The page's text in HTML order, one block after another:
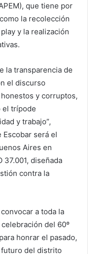
que tiene por
la recolección
y la realización
la transparencia de
el discurso
y corruptos,
el trípode
y trabajo”,
será el
Aires en
diseñada
contra la
a toda la
del 60º
honrar el pasado,
del distrito